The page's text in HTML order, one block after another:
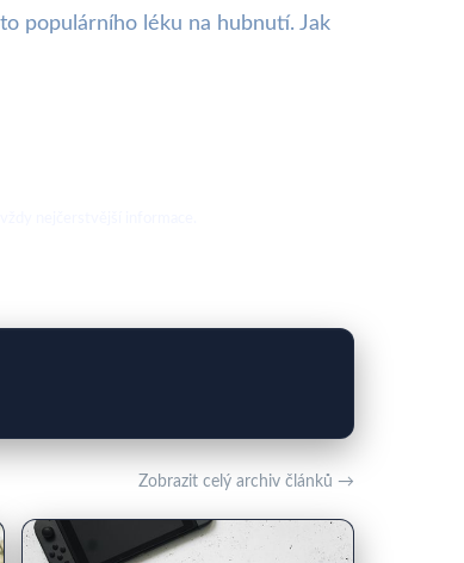
populárního léku na hubnutí. Jak
Zobrazit celý archiv článků →